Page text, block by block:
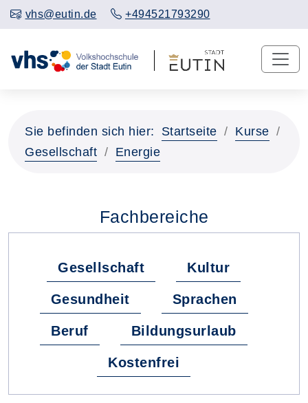
vhs@eutin.de +494521793290
Sie befinden sich hier: Startseite
Kurse
Gesellschaft
Energie
Fachbereiche
Gesellschaft Kultur
Gesundheit Sprachen
Beruf Bildungsurlaub
Kostenfrei